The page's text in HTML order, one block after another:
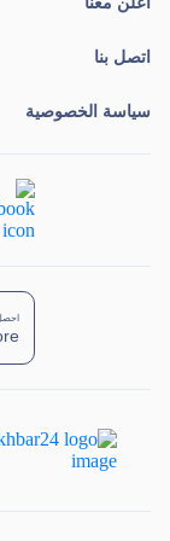
اتصل بنا
سياسة الخصوصية